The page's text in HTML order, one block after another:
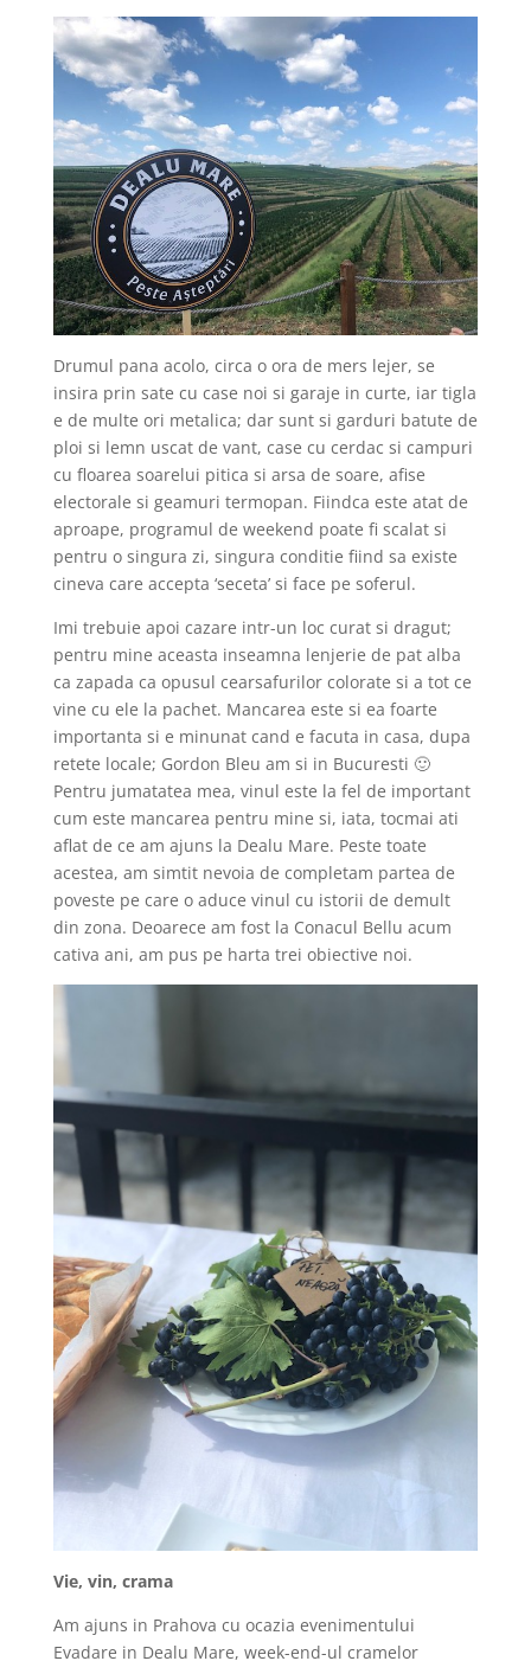
Drumul pana acolo, circa o ora de mers lejer, se
insira prin sate cu case noi si garaje in curte, iar tigla
e de multe ori metalica; dar sunt si garduri batute de
ploi si lemn uscat de vant, case cu cerdac si campuri
cu floarea soarelui pitica si arsa de soare, afise
electorale si geamuri termopan. Fiindca este atat de
aproape, programul de weekend poate fi scalat si
pentru o singura zi, singura conditie fiind sa existe
cineva care accepta ‘seceta’ si face pe soferul.
Imi trebuie apoi cazare intr-un loc curat si dragut;
pentru mine aceasta inseamna lenjerie de pat alba
ca zapada ca opusul cearsafurilor colorate si a tot ce
vine cu ele la pachet. Mancarea este si ea foarte
importanta si e minunat cand e facuta in casa, dupa
retete locale; Gordon Bleu am si in Bucuresti 🙂
Pentru jumatatea mea, vinul este la fel de important
cum este mancarea pentru mine si, iata, tocmai ati
aflat de ce am ajuns la Dealu Mare. Peste toate
acestea, am simtit nevoia de completam partea de
poveste pe care o aduce vinul cu istorii de demult
din zona. Deoarece am fost la Conacul Bellu acum
cativa ani, am pus pe harta trei obiective noi.
Vie, vin, crama
Am ajuns in Prahova cu ocazia evenimentului
Evadare in Dealu Mare, week-end-ul cramelor